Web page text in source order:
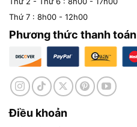
Thứ 7 : 8h00 - 12h00
Phương thức thanh toán
Điều khoản